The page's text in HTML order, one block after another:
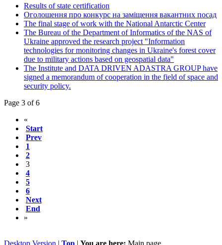
Results of state certification
Оголошення про конкурс на заміщення вакантних посад
The final stage of work with the National Antarctic Center
The Bureau of the Department of Informatics of the NAS of
Ukraine approved the research project "Information
technologies for monitoring changes in Ukraine's forest cover
due to military actions based on geospatial data"
The Institute and DATA DRIVEN ADASTRA GROUP have
signed a memorandum of cooperation in the field of space and
security policy.
Page 3 of 6
«
Start
Prev
1
2
3
4
5
6
Next
End
»